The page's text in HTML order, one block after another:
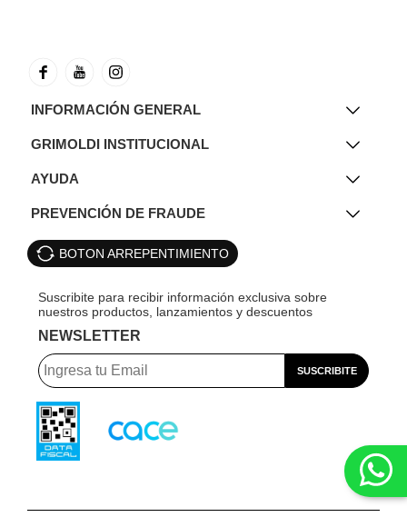
INFORMACIÓN GENERAL
GRIMOLDI INSTITUCIONAL
AYUDA
PREVENCIÓN DE FRAUDE
BOTON ARREPENTIMIENTO
NEWSLETTER